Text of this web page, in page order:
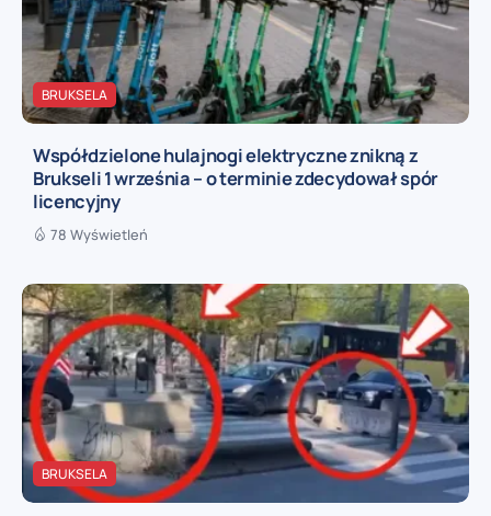
BRUKSELA
Współdzielone hulajnogi elektryczne znikną z
Brukseli 1 września – o terminie zdecydował spór
licencyjny
78 Wyświetleń
BRUKSELA